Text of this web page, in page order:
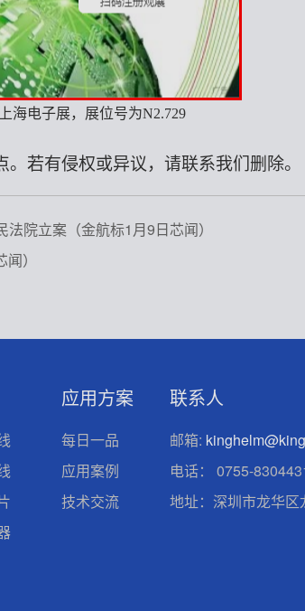
海电子展，展位号为N2.729
若有侵权或异议，请联系我们删除。
院立案（金航标1月9日芯闻）
）
应用方案
每日一品
应用案例
技术交流
联系人
邮箱:
电话：
0755-
地址：深圳市龙华